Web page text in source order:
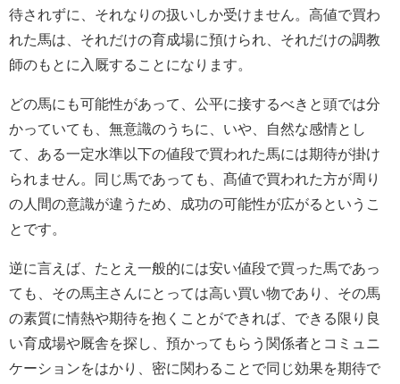
待されずに、それなりの扱いしか受けません。高値で買わ
れた馬は、それだけの育成場に預けられ、それだけの調教
師のもとに入厩することになります。
どの馬にも可能性があって、公平に接するべきと頭では分
かっていても、無意識のうちに、いや、自然な感情とし
て、ある一定水準以下の値段で買われた馬には期待が掛け
られません。同じ馬であっても、髙値で買われた方が周り
の人間の意識が違うため、成功の可能性が広がるというこ
とです。
逆に言えば、たとえ一般的には安い値段で買った馬であっ
ても、その馬主さんにとっては高い買い物であり、その馬
の素質に情熱や期待を抱くことができれば、できる限り良
い育成場や厩舎を探し、預かってもらう関係者とコミュニ
ケーションをはかり、密に関わることで同じ効果を期待で